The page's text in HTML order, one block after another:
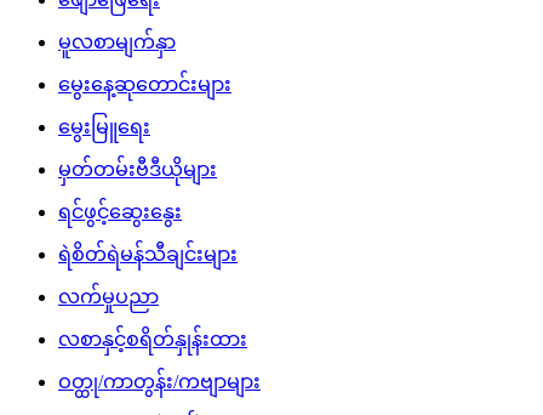
မူလစာမျက်နှာ
မွေးနေ့ဆုတောင်းများ
မွေးမြူရေး
မှတ်တမ်းဗီဒီယိုများ
ရင်ဖွင့်ဆွေးနွေး
ရဲစိတ်ရဲမန်သီချင်းများ
လက်မှုပညာ
လစာနှင့်စရိတ်နှုန်းထား
ဝတ္ထု/ကာတွန်း/ကဗျာများ